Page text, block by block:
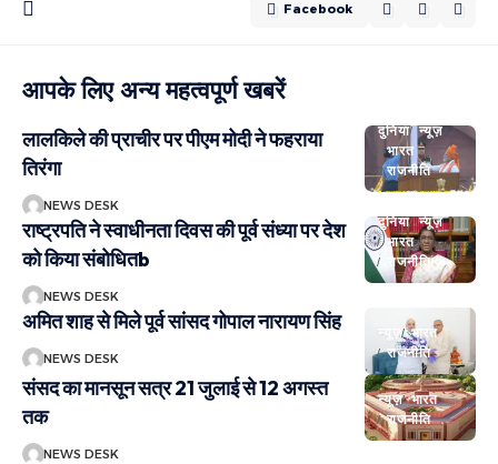
Facebook
आपके लिए अन्य महत्वपूर्ण खबरें
दुनिया न्यूज़
भारत
राजनीति
लालकिले की प्राचीर पर पीएम मोदी ने फहराया
तिरंगा
NEWS DESK
दुनिया न्यूज़
भारत
राजनीति
राष्ट्रपति ने स्वाधीनता दिवस की पूर्व संध्या पर देश
को किया संबोधितb
NEWS DESK
न्यूज़ भारत
राजनीति
अमित शाह से मिले पूर्व सांसद गोपाल नारायण सिंह
NEWS DESK
न्यूज़ भारत
राजनीति
संसद का मानसून सत्र 21 जुलाई से 12 अगस्त
तक
NEWS DESK